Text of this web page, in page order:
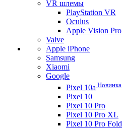
VR шлемы
PlayStation VR
Oculus
Apple Vision Pro
Valve
Apple iPhone
Samsung
Xiaomi
Google
Pixel 10a Новинка
Pixel 10
Pixel 10 Pro
Pixel 10 Pro XL
Pixel 10 Pro Fold